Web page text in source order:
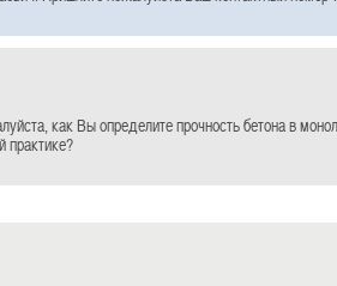
как Вы определите прочность бетона в
практике?